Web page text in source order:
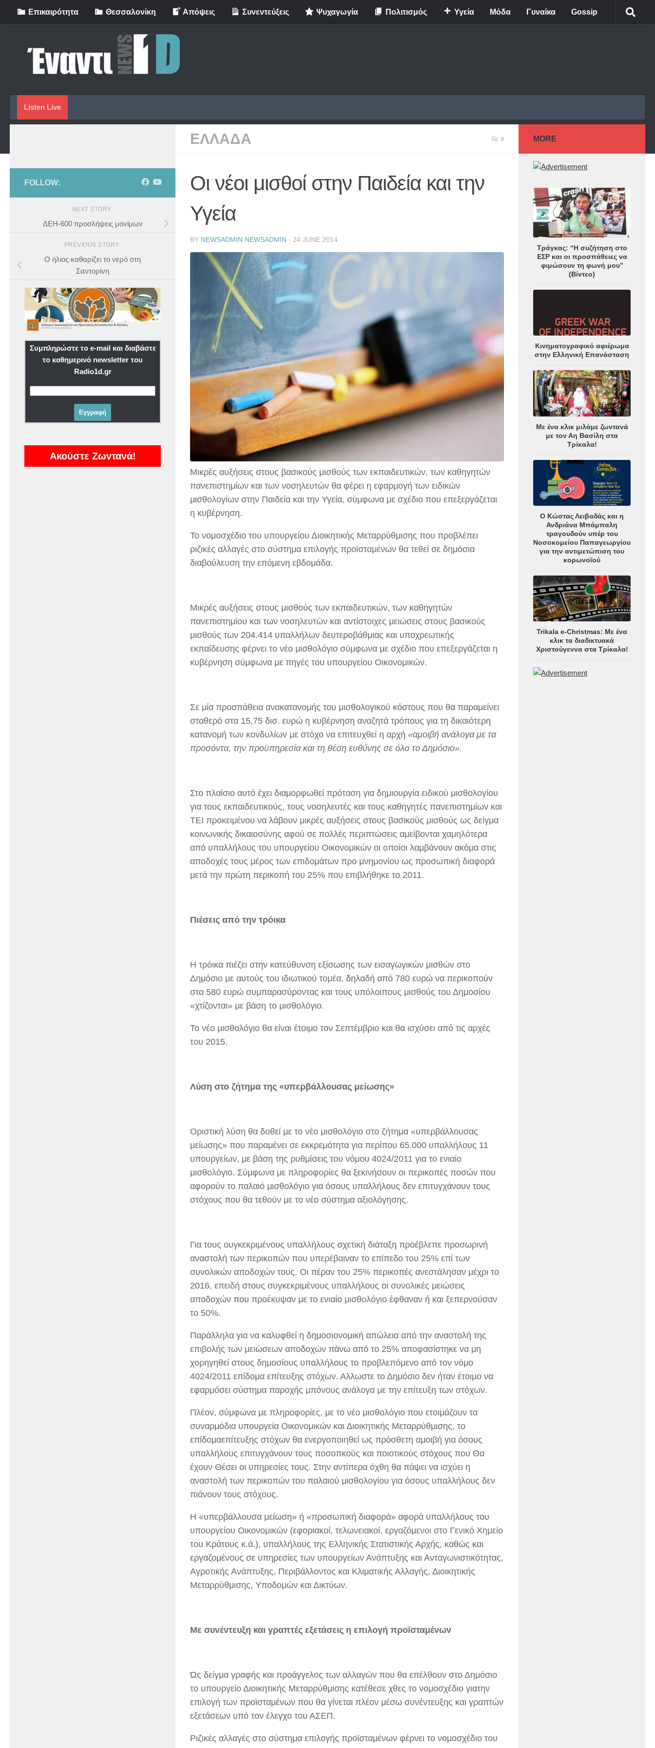
Skip to content
Eπικαιρότητα Θεσσαλονίκη Απόψεις Συνεντεύξεις Ψυχαγωγία Πολιτισμός Υγεία Μόδα Γυναίκα Gossip
Listen Live
ΕΛΛΑΔΑ 0
Οι νέοι μισθοί στην Παιδεία και την
Υγεία
BY NEWSADMIN NEWSADMIN · 24 JUNE 2014
Μικρές αυξήσεις στους βασικούς μισθούς των εκπαιδευτικών, των καθηγητών
πανεπιστημίων και των νοσηλευτών θα φέρει η εφαρμογή των ειδικών
μισθολογίων στην Παιδεία και την Υγεία, σύμφωνα με σχέδιο που επεξεργάζεται
η κυβέρνηση.
Το νομοσχέδιο του υπουργείου Διοικητικής Μεταρρύθμισης που προβλέπει
ριζικές αλλαγές στο σύστημα επιλογής προϊσταμένων θα τεθεί σε δημόσια
διαβούλευση την επόμενη εβδομάδα.
Μικρές αυξήσεις στους μισθούς των εκπαιδευτικών, των καθηγητών
πανεπιστημίου και των νοσηλευτών και αντίστοιχες μειώσεις στους βασικούς
μισθούς των 204.414 υπαλλήλων δευτεροβάθμιας και υποχρεωτικής
εκπαίδευσης φέρνει το νέο μισθολόγιο σύμφωνα με σχέδιο που επεξεργάζεται η
κυβέρνηση σύμφωνα με πηγές του υπουργείου Οικονομικών.
Σε μία προσπάθεια ανακατανομής του μισθολογικού κόστους που θα παραμείνει
σταθερό στα 15,75 δισ. ευρώ η κυβέρνηση αναζητά τρόπους για τη δικαιότερη
κατανομή των κονδυλίων με στόχο να επιτευχθεί η αρχή «αμοιβή ανάλογα με τα
προσόντα, την προϋπηρεσία και τη θέση ευθύνης σε όλο το Δημόσιο».
Στο πλαίσιο αυτό έχει διαμορφωθεί πρόταση για δημιουργία ειδικού μισθολογίου
για τους εκπαιδευτικούς, τους νοσηλευτές και τους καθηγητές πανεπιστημίων και
ΤΕΙ προκειμένου να λάβουν μικρές αυξήσεις στους βασικούς μισθούς ως δείγμα
κοινωνικής δικαιοσύνης αφού σε πολλές περιπτώσεις αμείβονται χαμηλότερα
από υπαλλήλους του υπουργείου Οικονομικών οι οποίοι λαμβάνουν ακόμα στις
αποδοχές τους μέρος των επιδομάτων προ μνημονίου ως προσωπική διαφορά
μετά την πρώτη περικοπή του 25% που επιβλήθηκε το 2011.
Πιέσεις από την τρόικα
Η τρόικα πιέζει στην κατεύθυνση εξίσωσης των εισαγωγικών μισθών στο
Δημόσιο με αυτούς του ιδιωτικού τομέα, δηλαδή από 780 ευρώ να περικοπούν
στα 580 ευρώ συμπαρασύροντας και τους υπόλοιπους μισθούς του Δημοσίου
«χτίζονται» με βάση το μισθολόγιο.
Το νέο μισθολόγιο θα είναι έτοιμο τον Σεπτέμβριο και θα ισχύσει από τις αρχές
του 2015.
Λύση στο ζήτημα της «υπερβάλλουσας μείωσης»
Οριστική λύση θα δοθεί με το νέο μισθολόγιο στο ζήτημα «υπερβάλλουσας
μείωσης» που παραμένει σε εκκρεμότητα για περίπου 65.000 υπαλλήλους 11
υπουργείων, με βάση της ρυθμίσεις του νόμου 4024/2011 για το ενιαίο
μισθολόγιο. Σύμφωνα με πληροφορίες θα ξεκινήσουν οι περικοπές ποσών που
αφορούν το παλαιό μισθολόγιο για όσους υπαλλήλους δεν επιτυγχάνουν τους
στόχους που θα τεθούν με το νέο σύστημα αξιολόγησης.
Για τους ουγκεκριμένους υπαλλήλους σχετική διάταξη προέβλεπε προσωρινή
αναστολή των περικοπών που υπερέβαιναν το επίπεδο του 25% επί των
συνολικών αποδοχών τους. Οι πέραν του 25% περικοπές ανεστάλησαν μέχρι το
2016, επειδή στους συγκεκριμένους υπαλλήλους οι συνολικές μειώσεις
αποδοχών που προέκυψαν με το ενιαίο μισθολόγιο έφθαναν ή και ξεπερνούσαν
το 50%.
Παράλληλα για να καλυφθεί η δημοσιονομική απώλεια από την αναστολή της
επιβολής των μειώσεων αποδοχών πάνω από το 25% αποφασίστηκε να μη
χορηγηθεί στους δημοσίους υπαλλήλους το προβλεπόμενο από τον νόμο
4024/2011 επίδομα επίτευξης στόχων. Αλλωστε το Δημόσιο δεν ήταν έτοιμο να
εφαρμόσει σύστημα παροχής μπόνους ανάλογα με την επίτευξη των στόχων.
Πλέον, σύμφωνα με πληροφορίες, με το νέο μισθολόγιο που ετοιμάζουν τα
συναρμόδια υπουργεία Οικονομικών και Διοικητικής Μεταρρύθμισης, το
επίδομαεπίτευξης στόχων θα ενεργοποιηθεί ως πρόσθετη αμοιβή για όσους
υπαλλήλους επιτυγχάνουν τους ποσοπκούς και ποιοτικούς στόχους που Θα
έχουν Θέσει οι υπηρεσίες τους. Στην αντίπερα όχθη θα πάψει να ισχύει η
αναστολή των περικοπών του παλαιού μισθολογίου για όσους υπαλλήλους δεν
πιάνουν τους στόχους.
Η «υπερβάλλουσα μείωση» ή «προσωπική διαφορά» αφορά υπαλλήλους του
υπουργείου Οικονομικών (εφοριακοί, τελωνειακοί, εργαζόμενοι στο Γενικό Χημείο
του Κράτους κ.ά.), υπαλλήλους της Ελληνικής Στατιστικής Αρχής, καθώς και
εργαζομένους σε υπηρεσίες των υπουργείων Ανάπτυξης και Ανταγωνιστικότητας,
Αγροτικής Ανάπτυξης, Περιβάλλοντος και Κλιματικής Αλλαγής, Διοικητικής
Μεταρρύθμισης, Υποδομών και Δικτύων.
Με συνέντευξη και γραπτές εξετάσεις η επιλογή προϊσταμένων
Ώς δείγμα γραφής και προάγγελος των αλλαγών που θα επέλθουν στο Δημόσιο
το υπουργείο Διοικητικής Μεταρρύθμισης κατέθεσε χθες το νομοσχέδιο γιατην
επιλογή των προϊσταμένων που θα γίνεται πλέον μέσω συνέντευξης και γραπτών
εξετάσεων υπό τον έλεγχο του ΑΣΕΠ.
Ριζικές αλλαγές στο σύστημα επιλογής προϊσταμένων φέρνει το νομοσχέδιο του
FOLLOW:
NEXT STORY
ΔΕΗ-600 προσλήψεις μονίμων
PREVIOUS STORY
Ο ήλιος καθαρίζει το νερό στη
Σαντορίνη
Συμπληρώστε το e-mail και διαβάστε
το καθημερινό newsletter του
Radio1d.gr
Ακούστε Ζωντανά!
MORE
Τράγκας: “Η συζήτηση στο
ΕΣΡ και οι προσπάθειες να
φιμώσουν τη φωνή μου”
(Βίντεο)
Κινηματογραφικό αφιέρωμα
στην Ελληνική Επανάσταση
Με ένα κλικ μιλάμε ζωντανά
με τον Αη Βασίλη στα
Τρίκαλα!
Ο Κώστας Λειβαδάς και η
Ανδριάνα Μπάμπαλη
τραγουδούν υπέρ του
Νοσοκομείου Παπαγεωργίου
για την αντιμετώπιση του
κορωνοϊού
Trikala e-Christmas: Με ένα
κλικ τα διαδικτυακά
Χριστούγεννα στα Τρίκαλα!